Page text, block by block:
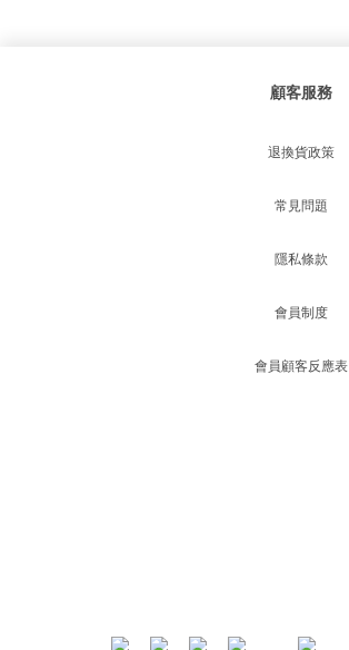
顧客服務
退換貨政策
常見問題
隱私條款
會員制度
會員顧客反應表